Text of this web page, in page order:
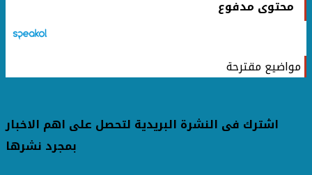
محتوى مدفوع
مواضيع مقترحة
اشترك فى النشرة البريدية لتحصل على اهم الاخبار
بمجرد نشرها